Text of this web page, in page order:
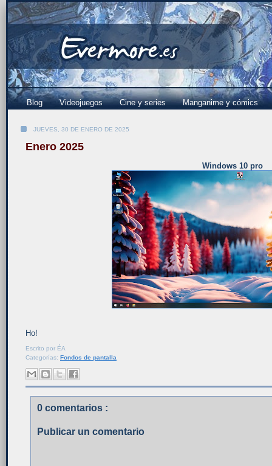
Blog Videojuegos Cine y series Manganime y cómics
JUEVES, 30 DE ENERO DE 2025
Enero 2025
Windows 10 pro
Ho!
Escrito por ÉA
Categorías: Fondos de pantalla
0 comentarios :
Publicar un comentario